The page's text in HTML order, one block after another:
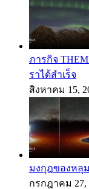
ภารกิจ
ราได้สำเร็จ
สิงหาคม 15,
มงกุฎของหลุ
กรกฎาคม 27,